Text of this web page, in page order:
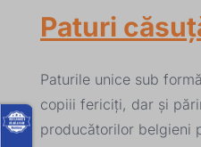
Paturi
Paturile unice sub
copiii fericiți, dar și
producătorilor belgieni